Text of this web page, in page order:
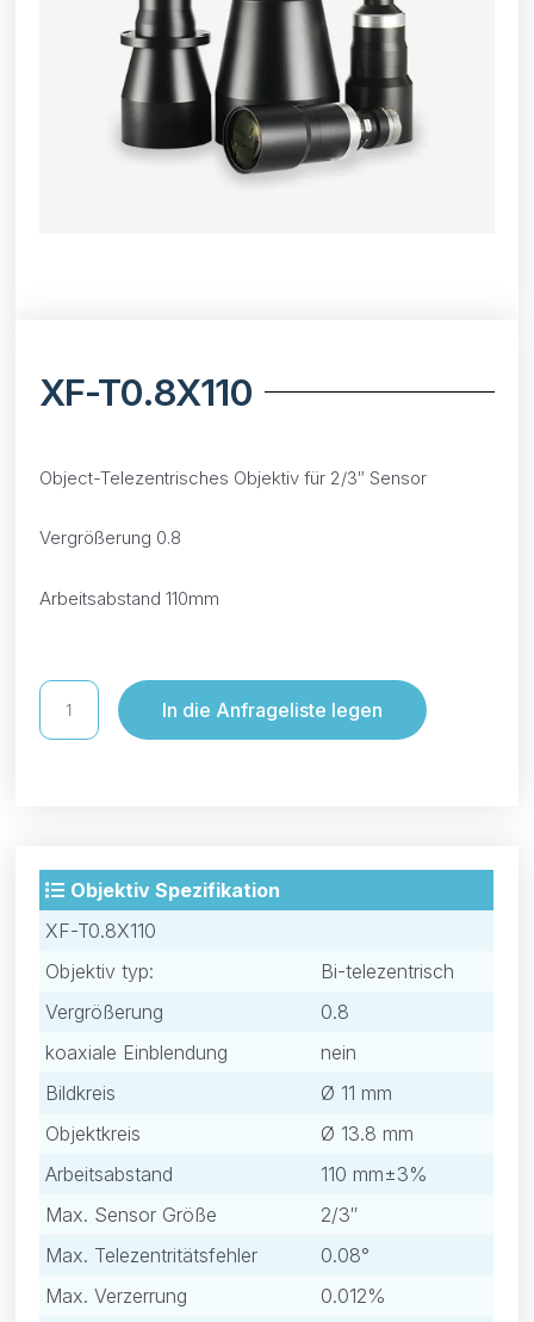
XF-T0.8X110
Object-Telezentrisches Objektiv für 2/3″ Sensor
Vergrößerung 0.8
Arbeitsabstand 110mm
In die Anfrageliste legen
Objektiv Spezifikation
XF-T0.8X110
Objektiv typ:
Bi-telezentrisch
Vergrößerung
0.8
koaxiale Einblendung
nein
Bildkreis
Ø 11 mm
Objektkreis
Ø 13.8 mm
Arbeitsabstand
110 mm±3%
Max. Sensor Größe
2/3″
Max. Telezentritätsfehler
0.08°
Max. Verzerrung
0.012%